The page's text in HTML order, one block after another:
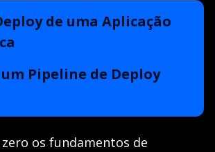
de uma Aplicação
Pipeline de Deploy
os fundamentos de